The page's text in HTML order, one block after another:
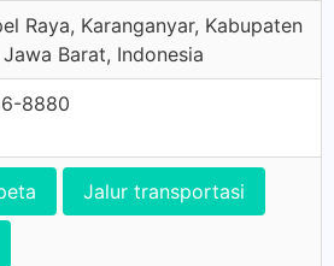
Raya, Karanganyar, Kabupaten
Barat, Indonesia
8880
Jalur transportasi